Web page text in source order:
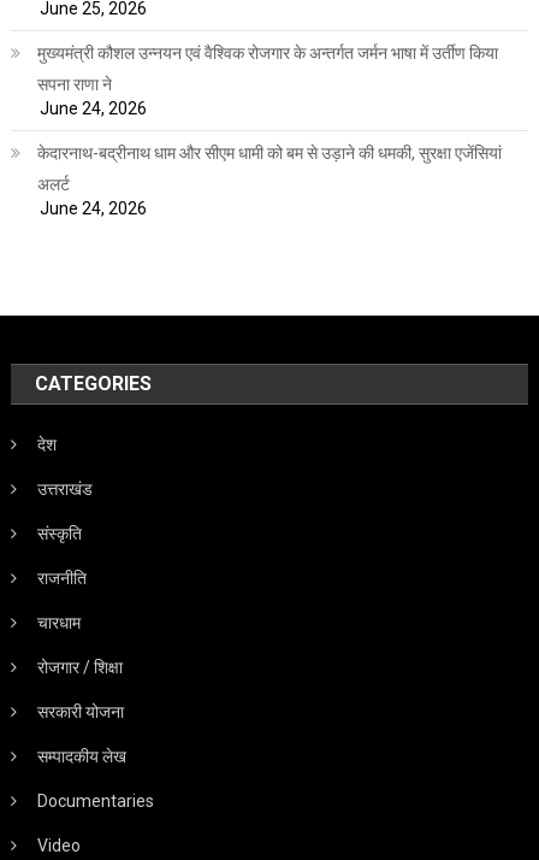
June 25, 2026
मुख्यमंत्री कौशल उन्नयन एवं वैश्विक रोजगार के अन्तर्गत जर्मन भाषा में उर्तीण किया
सपना राणा ने
June 24, 2026
केदारनाथ-बद्रीनाथ धाम और सीएम धामी को बम से उड़ाने की धमकी, सुरक्षा एजेंसियां
अलर्ट
June 24, 2026
CATEGORIES
देश
उत्तराखंड
संस्कृति
राजनीति
चारधाम
रोजगार / शिक्षा
सरकारी योजना
सम्पादकीय लेख
Documentaries
Video